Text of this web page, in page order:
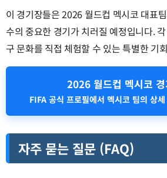
이 경기장들은 2026 월드컵 멕시코 대표
수의 중요한 경기가 치러질 예정입니다.
구 문화를 직접 체험할 수 있는 특별한 기
2026 월드컵 멕시코
FIFA 공식 프로필에서 멕시코 팀의 상
자주 묻는 질문 (FAQ)